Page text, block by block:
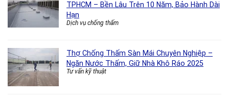
TPHCM – Bền Lâu Trên 10 Năm, Bảo Hành Dài
Hạn
Dịch vụ chống thấm
Thợ Chống Thấm Sàn Mái Chuyên Nghiệp –
Ngăn Nước Thấm, Giữ Nhà Khô Ráo 2025
Tư vấn kỹ thuật